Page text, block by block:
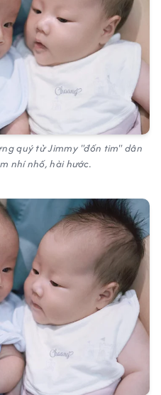
quý tử Jimmy "đốn tim" dân
nhí nhố, hài hước.